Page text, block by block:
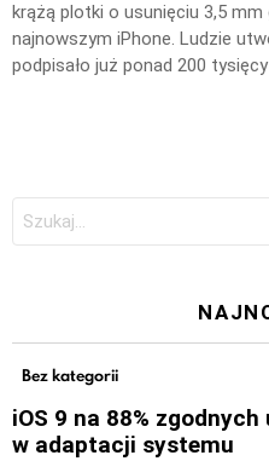
krążą plotki o usunięciu 3,5
najnowszym iPhone. Ludzie
podpisało już ponad 200 tysięcy
Szukaj:
Bez kategorii
iOS 9 na 88%
w adaptacji systemu